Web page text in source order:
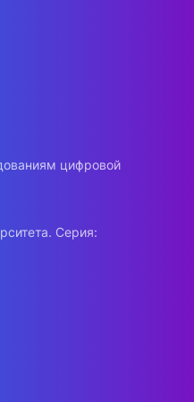
цифровой
Серия: